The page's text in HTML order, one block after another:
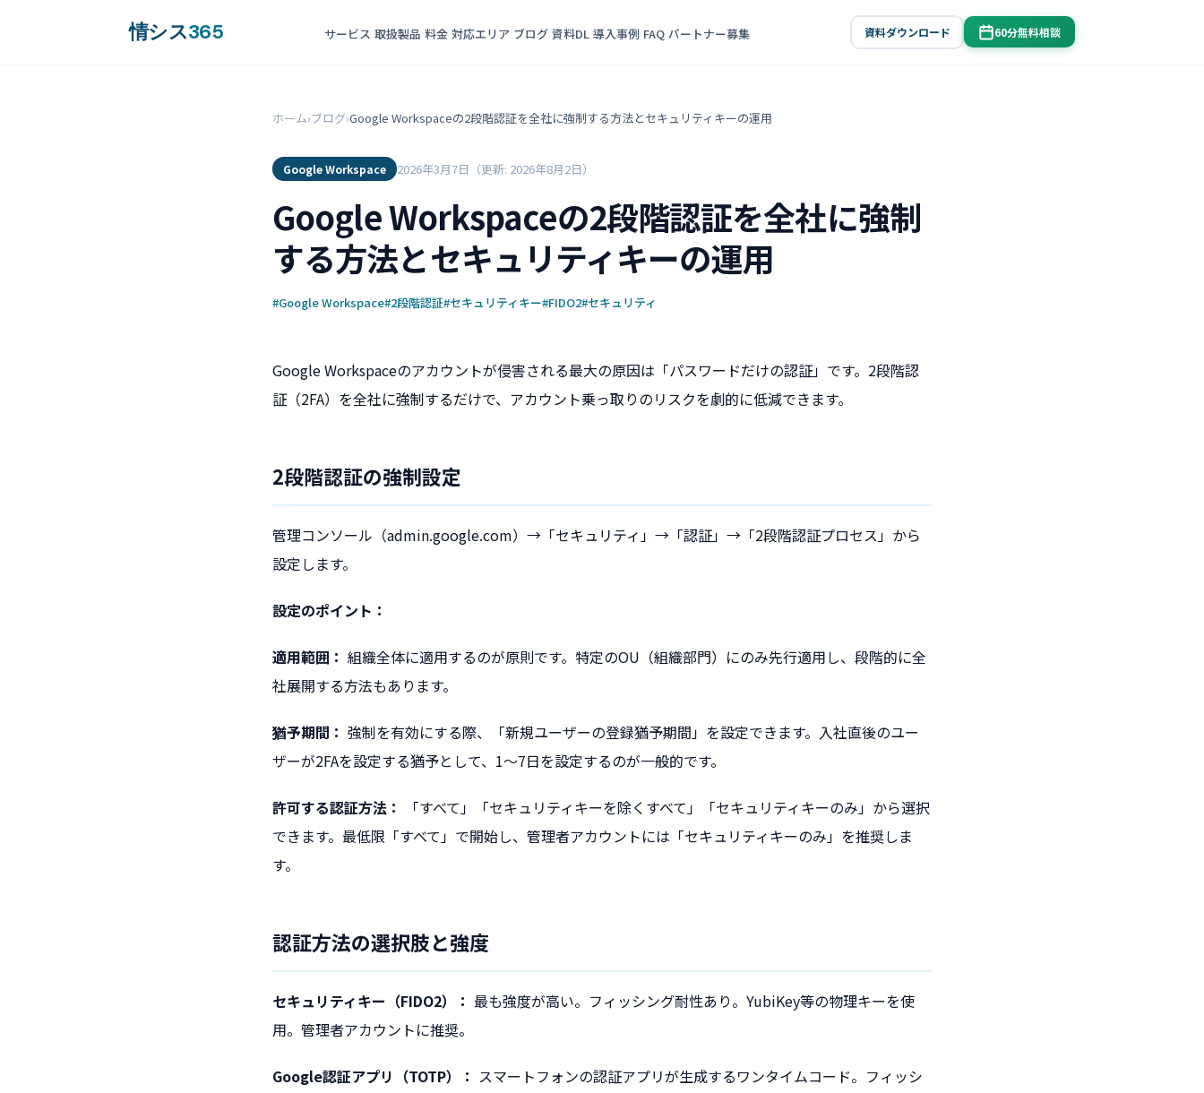
情シス365 サービス 取扱製品 料金 対応エリア ブログ 資料DL 導入事例 FAQ パートナー募集 資料ダウンロード 60分無料相談
ホーム›ブログ›Google Workspaceの2段階認証を全社に強制する方法とセキュリティキーの運用
Google Workspace 2026年3月7日 （更新: 2026年8月2日）
Google Workspaceの2段階認証を全社に強制
する方法とセキュリティキーの運用
#Google Workspace#2段階認証#セキュリティキー#FIDO2#セキュリティ
Google Workspaceのアカウントが侵害される最大の原因は「パスワードだけの認証」です。2段階認
証（2FA）を全社に強制するだけで、アカウント乗っ取りのリスクを劇的に低減できます。
2段階認証の強制設定
管理コンソール（admin.google.com）→「セキュリティ」→「認証」→「2段階認証プロセス」から
設定します。
設定のポイント：
適用範囲： 組織全体に適用するのが原則です。特定のOU（組織部門）にのみ先行適用し、段階的に全
社展開する方法もあります。
猶予期間： 強制を有効にする際、「新規ユーザーの登録猶予期間」を設定できます。入社直後のユー
ザーが2FAを設定する猶予として、1〜7日を設定するのが一般的です。
許可する認証方法：
「すべて」「セキュリティキーを除くすべて」「セキュリティキーのみ」から選択
できます。最低限「すべて」で開始し、管理者アカウントには「セキュリティキーのみ」を推奨しま
す。
認証方法の選択肢と強度
セキュリティキー（FIDO2）： 最も強度が高い。フィッシング耐性あり。YubiKey等の物理キーを使
用。管理者アカウントに推奨。
Google認証アプリ（TOTP）： スマートフォンの認証アプリが生成するワンタイムコード。フィッシ